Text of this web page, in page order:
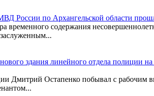
России по Архангельской области
временного содержания
здания линейного отдела полиции
Дмитрий Остапенко побывал с рабочим